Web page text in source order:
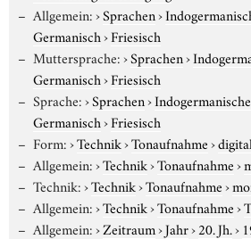
Allgemein:›Sprachen›
Germanisch›Friesisch
Muttersprache:›Sprachen›
Germanisch›Friesisch
Sprache:›Sprachen›
Germanisch›Friesisch
Form:›Technik›Tonaufnahme›digital
Allgemein:›Technik›Tonaufnahme›
Technik:›Technik›Tonaufnahme›
Allgemein:›Technik›Tonaufnahme›
Allgemein:›Zeitraum›Jahr›20. Jh.›